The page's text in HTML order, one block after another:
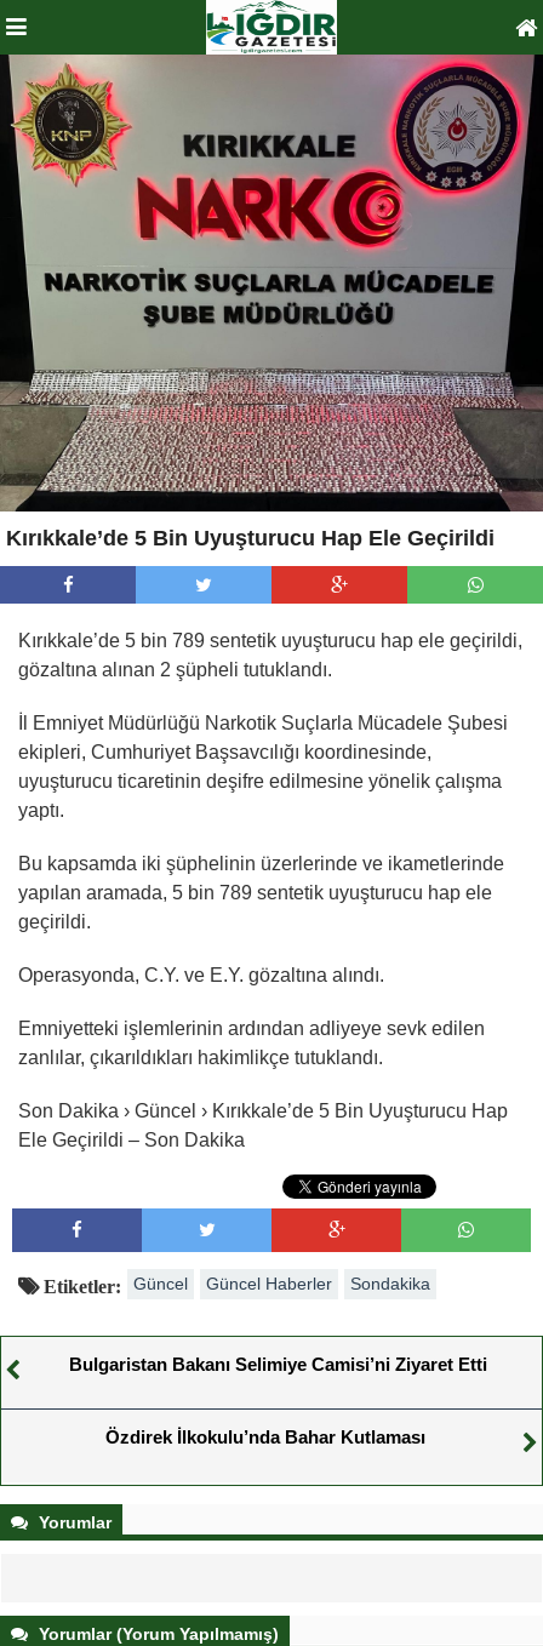
Kırıkkale’de 5 Bin Uyuşturucu Hap Ele Geçirildi
Kırıkkale’de 5 bin 789 sentetik uyuşturucu hap ele geçirildi,
gözaltına alınan 2 şüpheli tutuklandı.
İl Emniyet Müdürlüğü Narkotik Suçlarla Mücadele Şubesi
ekipleri, Cumhuriyet Başsavcılığı koordinesinde,
uyuşturucu ticaretinin deşifre edilmesine yönelik çalışma
yaptı.
Bu kapsamda iki şüphelinin üzerlerinde ve ikametlerinde
yapılan aramada, 5 bin 789 sentetik uyuşturucu hap ele
geçirildi.
Operasyonda, C.Y. ve E.Y. gözaltına alındı.
Emniyetteki işlemlerinin ardından adliyeye sevk edilen
zanlılar, çıkarıldıkları hakimlikçe tutuklandı.
Son Dakika › Güncel › Kırıkkale’de 5 Bin Uyuşturucu Hap
Ele Geçirildi – Son Dakika
Etiketler: Güncel Güncel Haberler Sondakika
Bulgaristan Bakanı Selimiye Camisi’ni Ziyaret Etti
Özdirek İlkokulu’nda Bahar Kutlaması
Yorumlar
Yorumlar (Yorum Yapılmamış)